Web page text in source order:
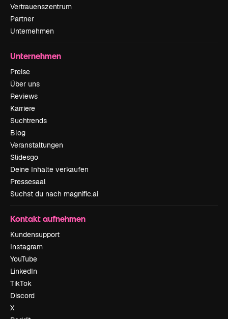
Vertrauenszentrum
Partner
Unternehmen
Unternehmen
Preise
Über uns
Reviews
Karriere
Suchtrends
Blog
Veranstaltungen
Slidesgo
Deine Inhalte verkaufen
Pressesaal
Suchst du nach magnific.ai
Kontakt aufnehmen
Kundensupport
Instagram
YouTube
LinkedIn
TikTok
Discord
X